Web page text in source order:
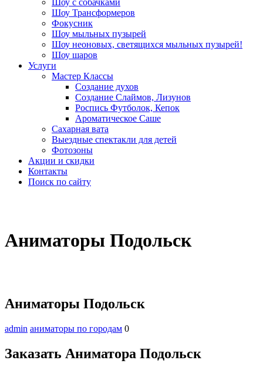
Шоу с собачками
Шоу Трансформеров
Фокусник
Шоу мыльных пузырей
Шоу неоновых, светящихся мыльных пузырей!
Шоу шаров
Услуги
Мастер Классы
Создание духов
Создание Слаймов, Лизунов
Роспись Футболок, Кепок
Ароматическое Саше
Сахарная вата
Выездные спектакли для детей
Фотозоны
Акции и скидки
Контакты
Поиск по сайту
Аниматоры Подольск
Аниматоры Подольск
admin аниматоры по городам 0
Заказать Аниматора Подольск